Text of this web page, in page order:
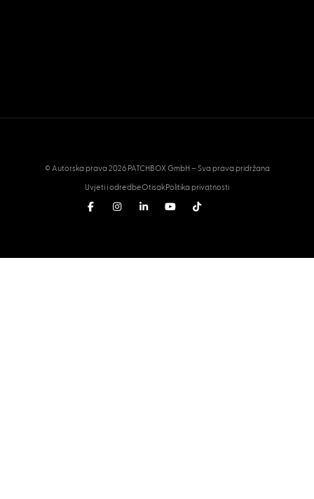
© Autorska prava 2026 PATCHBOX GmbH – Sva prava pridržana
Uvjeti i odredbeOtisakPolitika privatnosti